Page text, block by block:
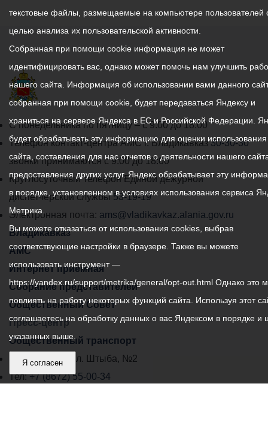
График
работы
администрации
местного
самоуправления
города
Владикавказ:
С понедельника по пятницу – с 9.00 до 18.00
Телефон контакт-центра АМС г. Владикавказ30-30-30
звонки принимаются с 9:00 до 18:00
Круглосуточный телефон Единой дежурной
диспетчерской службы53-19-19
Электронная почта: ams@vladikavkaz.alania.gov.ru
Владикавказ
АМС
Интернет приемная
Собрание представителей
Общественный Совет
Пресс-центр
Общественный транспорт
Владикавказ, пл. Штыба, №2
Тел:+7 (8672) 55-00-34
текстовые файлы, размещаемые на компьютере пользователей
целью анализа их пользовательской активности.
Собранная при помощи cookie информация не может
идентифицировать вас, однако может помочь нам улучшить
нашего сайта. Информация об использовании вами данного
собранная при помощи cookie, будет передаваться Яндексу и
храниться на сервере Яндекса в ЕС и Российской Федерации.
будет обрабатывать эту информацию для оценки
сайта, составления для нас отчетов о деятельности нашего
предоставления других услуг. Яндекс обрабатывает эту
в порядке, установленном в условиях использования сервиса
Метрика.
Вы можете отказаться от использования cookies, выбрав
соответствующие настройки в браузере. Также вы можете
использовать инструмент —
https://yandex.ru/support/metrika/general/opt-out.html Однако это
повлиять на работу некоторых функций сайта. Используя этот
соглашаетесь на обработку данных о вас Яндексом в порядке и
указанных выше.
Я согласен